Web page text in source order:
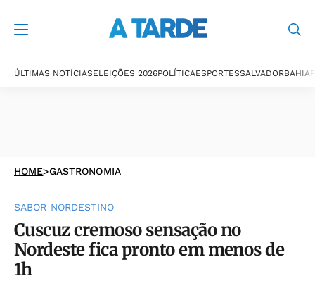
ÚLTIMAS NOTÍCIASELEIÇÕES 2026POLÍTICAESPORTESSALVADORBAHIA
HOME>GASTRONOMIA
SABOR NORDESTINO
Cuscuz cremoso sensação no
Nordeste fica pronto em menos de
1h